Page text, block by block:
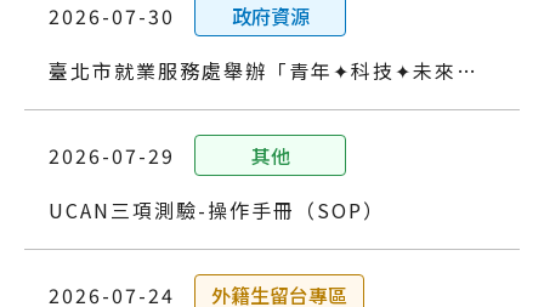
2026-07-30
政府資源
臺北市就業服務處舉辦「青年✦科技✦未來」AI產業鏈就業博覽會
2026-07-29
其他
UCAN三項測驗-操作手冊（SOP）
2026-07-24
外籍生留台專區